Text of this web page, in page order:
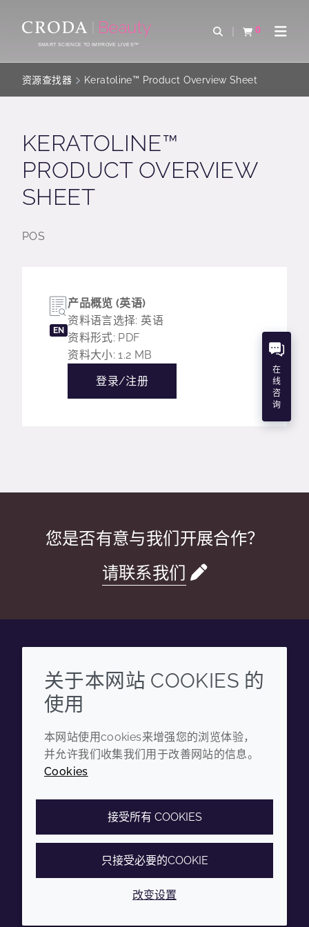
CONTENTSMART SCIENCE TO IMPROVE LIVES™
Open Search
0
查看购物车Open
资源查找器 Keratoline™ Product Overview Sheet
KERATOLINE™
PRODUCT OVERVIEW
SHEET
POS
EN
产品概览 (英语)
资料语言选择: 英语
资料形式: PDF
资料大小: 1.2 MB
登录/注册
您是否有意与我们开展合作？
请联系我们
WechatYouku Zhihu Tiktok
企业
年度报告
可持续发展报告
条款和条件
隐私政策
Cookie政策
沪ICP备2020025271号-12
关于本网站 COOKIES 的
使用
本网站使用cookies来增强您的浏览体验，
并允许我们收集我们用于改善网站的信息。
Cookies
接受所有 COOKIES
只接受必要的COOKIE
改变设置
在
线
咨
询